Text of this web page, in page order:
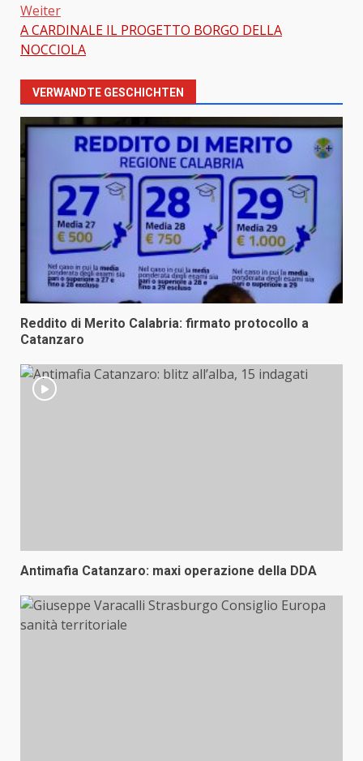
Weiter
A CARDINALE IL PROGETTO BORGO DELLA
NOCCIOLA
VERWANDTE GESCHICHTEN
Reddito di Merito Calabria: firmato protocollo a
Catanzaro
Antimafia Catanzaro: maxi operazione della DDA